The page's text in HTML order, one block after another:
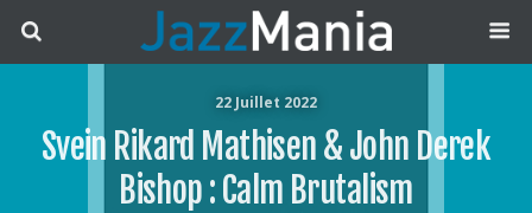
22 Juillet 2022
Svein Rikard Mathisen & John Derek
Bishop : Calm Brutalism